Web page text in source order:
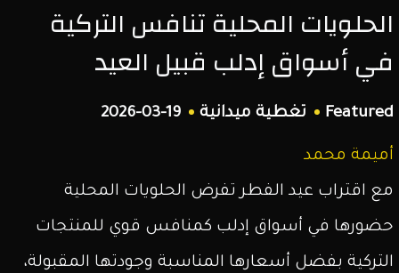
السوري.
الحلويات المحلية تنافس التركية
في أسواق إدلب قبيل العيد
Featured تغطية ميدانية 2026-03-19
أميمة محمد
مع اقتراب عيد الفطر تفرض الحلويات المحلية
حضورها في أسواق إدلب كمنافس قوي للمنتجات
التركية بفضل أسعارها المناسبة وجودتها المقبولة،